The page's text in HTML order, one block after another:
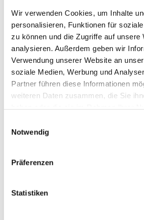
Wir verwenden Cookies, um Inhalte
personalisieren, Funktionen für
zu können und die Zugriffe auf unsere
analysieren. Außerdem geben wir
Verwendung unserer Website an
soziale Medien, Werbung und
Partner führen diese Informationen
weiteren Daten zusammen, die Sie
haben oder die sie im Rahmen Ihrer
Notwendig
Präferenzen
Statistiken
Mongolei
Projekt
Hirtinnen zeigen den Weg auf zu